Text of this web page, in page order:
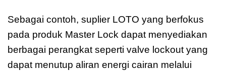
Sebagai contoh, suplier LOTO yang berfokus
pada produk Master Lock dapat menyediakan
berbagai perangkat seperti valve lockout yang
dapat menutup aliran energi cairan melalui